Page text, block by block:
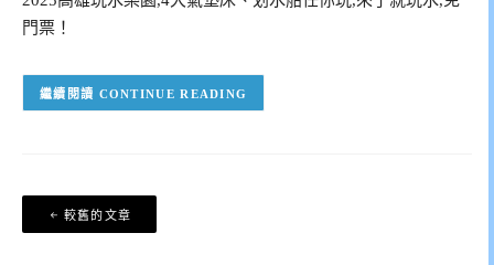
門票！
CONTINUE READING
文
章
較舊的文章